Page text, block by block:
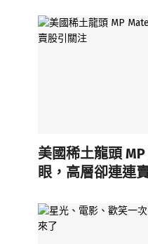
美國稀土龍頭
眼，高層卻連連